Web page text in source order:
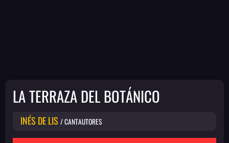
LA TERRAZA DEL BOTÁNICO
INÉS DE LIS / CANTAUTORES